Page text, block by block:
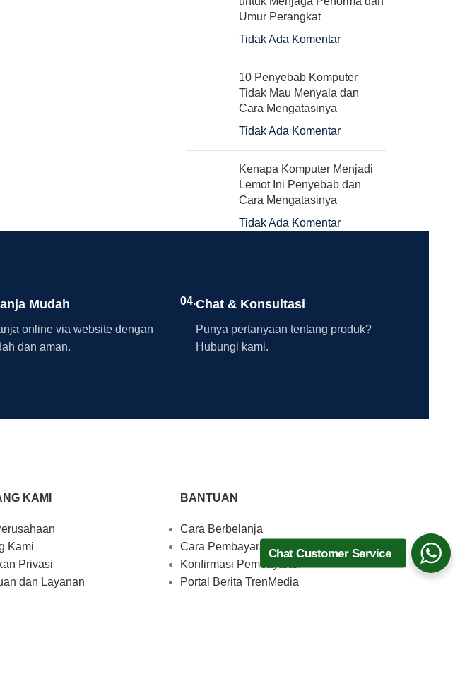
Umur Perangkat
Tidak Ada Komentar
10 Penyebab Komputer
Tidak Mau Menyala dan
Cara Mengatasinya
Tidak Ada Komentar
Kenapa Komputer Menjadi
Lemot Ini Penyebab dan
Cara Mengatasinya
Tidak Ada Komentar
Mudah
online via website dengan
dan aman.
04.Chat & Konsultasi
Punya pertanyaan tentang produk?
Hubungi kami.
KAMI
Kami
Privasi
dan Layanan
BANTUAN
Cara Berbelanja
Cara Pembayaran
Konfirmasi Pembayaran
Portal Berita TrenMedia
Chat Customer Service